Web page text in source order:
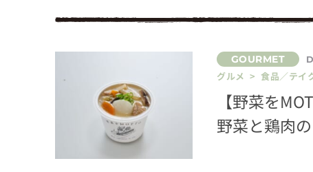
グルメ > 食品／テイ
【野菜を
野菜と鶏肉